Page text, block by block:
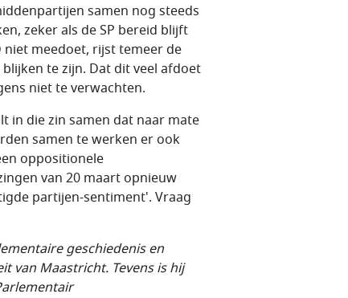
samen nog steeds
zeker als de SP bereid blijft
niet meedoet, rijst temeer de
te zijn. Dat dit veel afdoet
niet te verwachten.
in die zin samen dat naar mate
samen te werken er ook
oppositionele
van 20 maart opnieuw
partijen-sentiment'. Vraag
geschiedenis en
van Maastricht. Tevens is hij